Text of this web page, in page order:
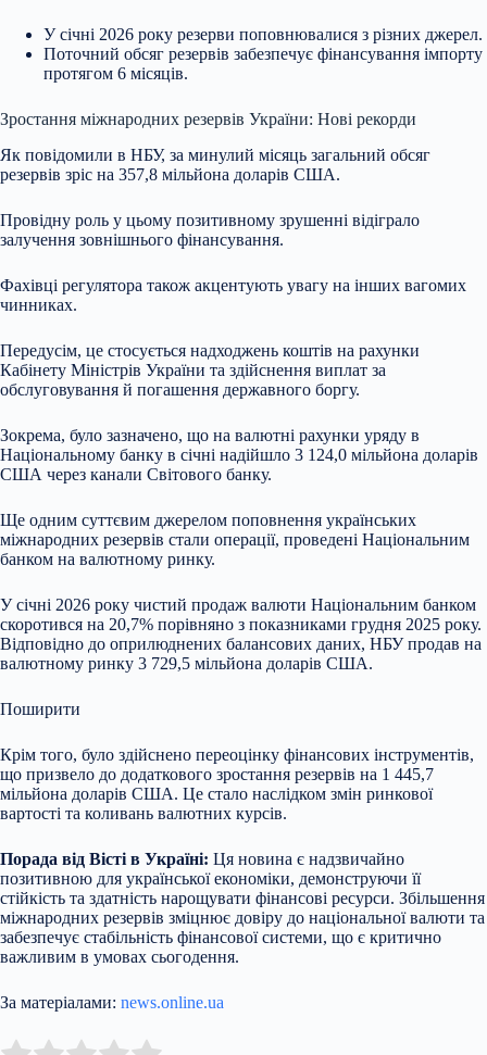
У січні 2026 року резерви поповнювалися з різних джерел.
Поточний обсяг резервів забезпечує фінансування імпорту
протягом 6 місяців.
Зростання міжнародних резервів України: Нові рекорди
Як повідомили в НБУ, за минулий місяць загальний обсяг
резервів зріс на 357,8 мільйона доларів США.
Провідну роль у цьому позитивному зрушенні відіграло
залучення зовнішнього фінансування.
Фахівці регулятора також акцентують увагу на інших вагомих
чинниках.
Передусім, це стосується надходжень коштів на рахунки
Кабінету Міністрів України та здійснення виплат за
обслуговування й погашення державного боргу.
Зокрема, було зазначено, що на валютні рахунки уряду в
Національному банку в січні надійшло 3 124,0 мільйона доларів
США через канали Світового банку.
Ще одним суттєвим джерелом поповнення українських
міжнародних резервів стали операції, проведені Національним
банком на валютному ринку.
У січні 2026 року чистий продаж валюти Національним банком
скоротився на 20,7% порівняно з показниками грудня 2025 року.
Відповідно до оприлюднених балансових даних, НБУ продав на
валютному ринку 3 729,5 мільйона доларів США.
Поширити
Крім того, було здійснено переоцінку фінансових інструментів,
що призвело до додаткового зростання резервів на 1 445,7
мільйона доларів США. Це стало наслідком змін ринкової
вартості та коливань валютних курсів.
Порада від Вісті в Україні: Ця новина є надзвичайно
позитивною для української економіки, демонструючи її
стійкість та здатність нарощувати фінансові ресурси. Збільшення
міжнародних резервів зміцнює довіру до національної валюти та
забезпечує стабільність фінансової системи, що є критично
важливим в умовах сьогодення.
За матеріалами: news.online.ua